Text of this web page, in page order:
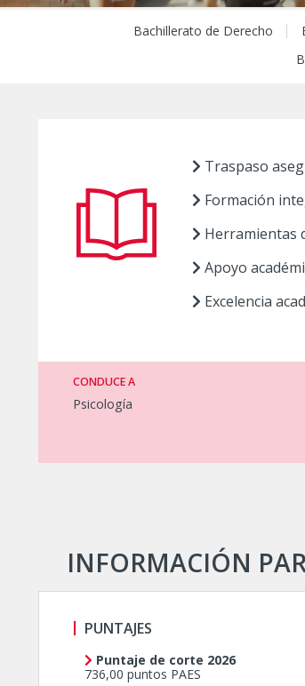
Bachillerato de Derecho
Traspaso
Formación
Herramientas
Apoyo
Excelencia
CONDUCE A
Psicología
INFORMACIÓN
PUNTAJES
Puntaje de corte 2026
736,00 puntos PAES